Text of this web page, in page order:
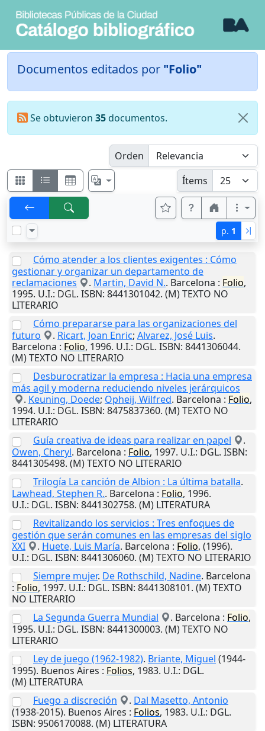
Documentos editados por "Folio"
Se obtuvieron 35documentos.
Orden
Ítems
p. 1
Cómo atender a los clientes exigentes : Cómo
gestionar y organizar un departamento de
reclamaciones
. Martin, David N.. Barcelona : Folio,
1995. U.I.: DGL. ISBN: 8441301042. (M) TEXTO NO
LITERARIO
Cómo prepararse para las organizaciones del
futuro
. Ricart, Joan Enric; Alvarez, José Luis.
Barcelona : Folio, 1996. U.I.: DGL. ISBN: 8441306044.
(M) TEXTO NO LITERARIO
Desburocratizar la empresa : Hacia una empresa
más agil y moderna reduciendo niveles jerárquicos
. Keuning, Doede; Opheij, Wilfred. Barcelona : Folio,
1994. U.I.: DGL. ISBN: 8475837360. (M) TEXTO NO
LITERARIO
Guía creativa de ideas para realizar en papel
.
Owen, Cheryl. Barcelona : Folio, 1997. U.I.: DGL. ISBN:
8441305498. (M) TEXTO NO LITERARIO
Trilogía La canción de Albion : La última batalla.
Lawhead, Stephen R.. Barcelona : Folio, 1996.
U.I.: DGL. ISBN: 8441302758. (M) LITERATURA
Revitalizando los servicios : Tres enfoques de
gestión que serán comunes en las empresas del siglo
XXI
. Huete, Luis María. Barcelona : Folio, (1996).
U.I.: DGL. ISBN: 8441306060. (M) TEXTO NO LITERARIO
Siempre mujer. De Rothschild, Nadine. Barcelona
: Folio, 1997. U.I.: DGL. ISBN: 8441308101. (M) TEXTO
NO LITERARIO
La Segunda Guerra Mundial
. Barcelona : Folio,
1995. U.I.: DGL. ISBN: 8441300003. (M) TEXTO NO
LITERARIO
Ley de juego (1962-1982). Briante, Miguel (1944-
1995). Buenos Aires : Folios, 1983. U.I.: DGL.
(M) LITERATURA
Fuego a discreción
. Dal Masetto, Antonio
(1938-2015). Buenos Aires : Folios, 1983. U.I.: DGL.
ISBN: 9506170088. (M) LITERATURA